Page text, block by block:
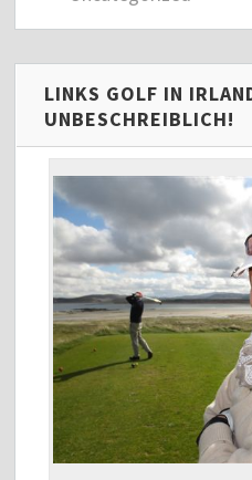
LINKS GOLF IN
UNBESCHREIBLICH!